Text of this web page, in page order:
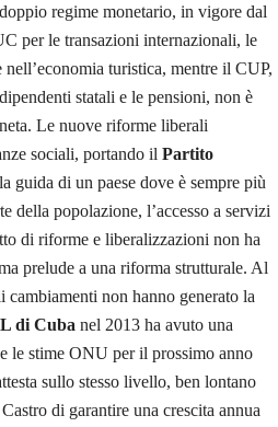
regime monetario, in vigore dal
per le transazioni internazionali, le
nell’economia turistica, mentre il CUP,
statali e le pensioni, non è
Le nuove riforme liberali
sociali, portando il Partito
guida di un paese dove è sempre più
della popolazione, l’accesso a servizi
di riforme e liberalizzazioni non ha
prelude a una riforma strutturale. Al
non hanno generato la
di Cuba nel 2013 ha avuto una
e le stime ONU per il prossimo anno
sullo stesso livello, ben lontano
di garantire una crescita annua